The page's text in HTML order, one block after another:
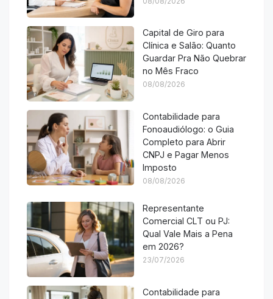
Capital de Giro para
Clínica e Salão: Quanto
Guardar Pra Não Quebrar
no Mês Fraco
08/08/2026
Contabilidade para
Fonoaudiólogo: o Guia
Completo para Abrir
CNPJ e Pagar Menos
Imposto
08/08/2026
Representante
Comercial CLT ou PJ:
Qual Vale Mais a Pena
em 2026?
23/07/2026
Contabilidade para